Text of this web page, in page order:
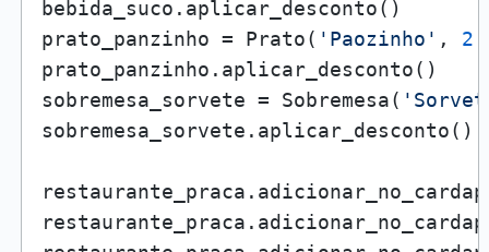
bebida_suco.aplicar_desconto()
prato_panzinho = Prato( 'Paozinho' ,
prato_panzinho.aplicar_desconto()
sobremesa_sorvete = Sobremesa(
sobremesa_sorvete.aplicar_desconto()